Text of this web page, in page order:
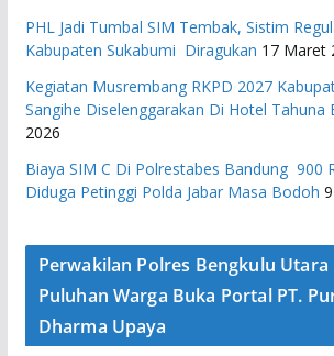
PHL Jadi Tumbal SIM Tembak, Sistim
Kabupaten Sukabumi Diragukan 17 Maret
Kegiatan Musrembang RKPD 2027
Sangihe Diselenggarakan Di Hotel Tahuna
2026
Biaya SIM C Di Polrestabes Bandung 900
Diduga Petinggi Polda Jabar Masa Bodoh
Perwakilan Polres Bengkulu
Puluhan Warga Buka Portal PT.
Dharma Upaya